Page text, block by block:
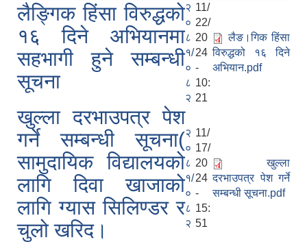
लैङ्गिक हिंसा विरुद्धको
१६ दिने अभियानमा
सहभागी हुने सम्बन्धी
सूचना
२
०
८
१/
०
८
२
11/
22/
20
24
-
10:
21
लैङ।गिक हिंसा
विरुद्धको १६ दिने
अभियान.pdf
खुल्ला दरभाउपत्र पेश
गर्ने सम्बन्धी सूचना(
सामुदायिक विद्यालयको
लागि दिवा खाजाको
लागि ग्यास सिलिण्डर र
चुलो खरिद।
२
०
८
१/
०
८
२
11/
17/
20
24
-
15:
51
खुल्ला
दरभाउपत्र पेश गर्ने
सम्बन्धी सूचना.pdf